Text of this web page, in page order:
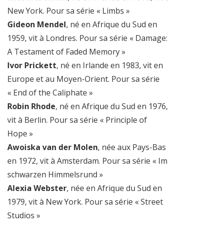
New York. Pour sa série « Limbs »
Gideon Mendel, né en Afrique du Sud en
1959, vit à Londres. Pour sa série « Damage:
A Testament of Faded Memory »
Ivor Prickett, né en Irlande en 1983, vit en
Europe et au Moyen-Orient. Pour sa série
« End of the Caliphate »
Robin Rhode, né en Afrique du Sud en 1976,
vit à Berlin. Pour sa série « Principle of
Hope »
Awoiska van der Molen, née aux Pays-Bas
en 1972, vit à Amsterdam. Pour sa série « Im
schwarzen Himmelsrund »
Alexia Webster, née en Afrique du Sud en
1979, vit à New York. Pour sa série « Street
Studios »